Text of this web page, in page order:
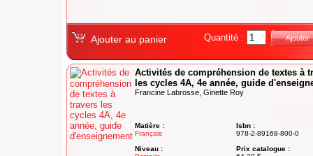
Ajouter au panier Quantité : Ajouter
Activités de compréhension de textes à
les cycles 4A, 4e année, guide
Francine Labrosse, Ginette Roy
Matière :
Français
Niveau :
Isbn :
978-2-89168-800-0
Prix catalogue :